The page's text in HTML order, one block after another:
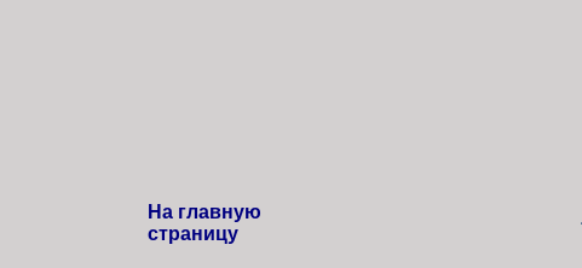
На главную
страницу